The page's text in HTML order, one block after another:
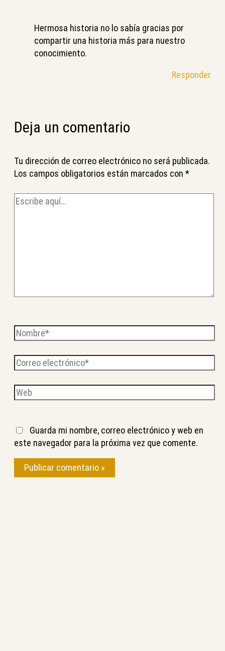
Hermosa historia no lo sabía gracias por
compartir una historia más para nuestro
conocimiento.
Responder
Deja un comentario
Tu dirección de correo electrónico no será publicada.
Los campos obligatorios están marcados con *
Escribe
Nombre*
Correo
electrónico*
Web
Guarda mi nombre, correo electrónico y web en
este navegador para la próxima vez que comente.